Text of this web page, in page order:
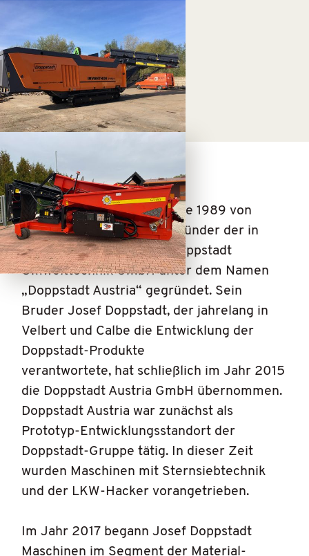
Die J.D Austria GmbH wurde 1989 von
Werner Doppstadt, dem Gründer der in
Deutschland ansässigen Doppstadt
Umwelttechnik GmbH unter dem Namen
„Doppstadt Austria“ gegründet. Sein
Bruder Josef Doppstadt, der jahrelang in
Velbert und Calbe die Entwicklung der
Doppstadt-Produkte
verantwortete, hat schließlich im Jahr 2015
die Doppstadt Austria GmbH übernommen.
Doppstadt Austria war zunächst als
Prototyp-Entwicklungsstandort der
Doppstadt-Gruppe tätig. In dieser Zeit
wurden Maschinen mit Sternsiebtechnik
und der LKW-Hacker vorangetrieben.
Im Jahr 2017 begann Josef Doppstadt
Maschinen im Segment der Material-